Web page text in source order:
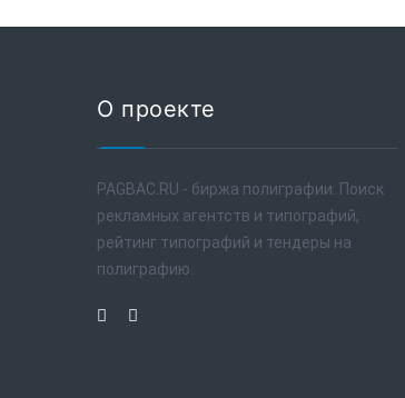
О проекте
PAGBAC.RU - биржа полиграфии. Поиск
рекламных агентств и типографий,
рейтинг типографий и тендеры на
полиграфию.